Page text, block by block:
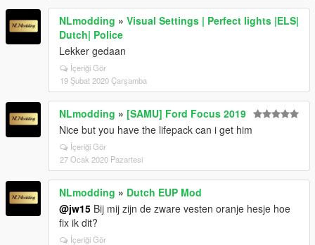
NLmodding » Visual Settings | Perfect lights |ELS|
Dutch| Police
Lekker gedaan
İçeriği Gör
19 Şubat 2020 Çarşamba
NLmodding » [SAMU] Ford Focus 2019
Nice but you have the lifepack can i get him
İçeriği Gör
27 Ocak 2020 Pazartesi
NLmodding » Dutch EUP Mod
@jw15 Bij mij zijn de zware vesten oranje hesje hoe
fix ik dit?
İçeriği Gör